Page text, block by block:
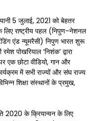
5 जुलाई, 2021 को बेहतर
राष्ट्रीय पहल (निपुण-नेशनल
एंड न्यूमरैसी) निपुण भारत शुरू
पोखरियाल ‘निशंक’ द्वारा
एक छोटा वीडियो, गान और
में सभी राज्यों और संघ राज्य
शिक्षा संस्थानों के प्रमुख,
2020 के क्रियान्वन के लिए